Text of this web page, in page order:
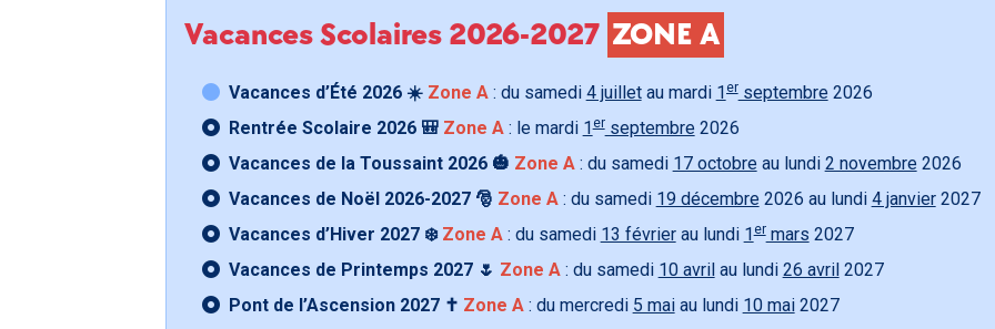
Vacances Scolaires 2026-2027 ZONE A
Vacances d’Été 2026 ☀️ Zone A: du samedi 4 juilletau mardi 1 erseptembre 2026
Rentrée Scolaire 2026 🎒 Zone A: le mardi 1erseptembre 2026
Vacances de la Toussaint 2026 🎃 Zone A: du samedi 17 octobre au lundi 2 novembre 2026
Vacances de Noël 2026-2027 🎅 Zone A: du samedi 19 décembre 2026 au lundi 4 janvier2027
Vacances d’Hiver 2027 ❄️ Zone A: du samedi 13 févrierau lundi 1ermars 2027
Vacances de Printemps 2027 🌷 Zone A: du samedi 10 avril au lundi 26 avril 2027
Pont de l’Ascension 2027 ✝️ Zone A: du mercredi 5 maiau lundi 10 mai2027